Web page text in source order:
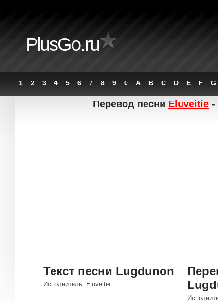
PlusGo.ru
1 2 3 4 5 6 7 8 9 0 A B C D E F G
Перевод песни Eluveitie -
Текст песни Lugdunon
Исполнитель: Eluveitie